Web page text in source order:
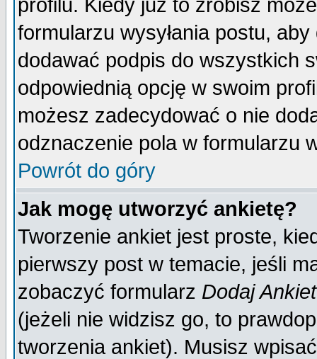
profilu. Kiedy już to zrobisz
formularzu wysyłania postu,
dodawać podpis do wszystkich
odpowiednią opcję w swoim
możesz zadecydować o nie
odznaczenie pola w formularzu
Powrót do góry
Jak mogę utworzyć ankietę?
Tworzenie ankiet jest proste,
pierwszy post w temacie, jeśli
zobaczyć formularz Dodaj
(jeżeli nie widzisz go, to
tworzenia ankiet). Musisz